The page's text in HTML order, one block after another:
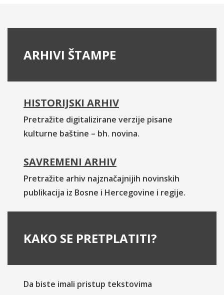
ARHIVI ŠTAMPE
HISTORIJSKI ARHIV
Pretražite digitalizirane verzije pisane
kulturne baštine – bh. novina.
SAVREMENI ARHIV
Pretražite arhiv najznačajnijih novinskih
publikacija iz Bosne i Hercegovine i regije.
KAKO SE PRETPLATITI?
Da biste imali pristup tekstovima